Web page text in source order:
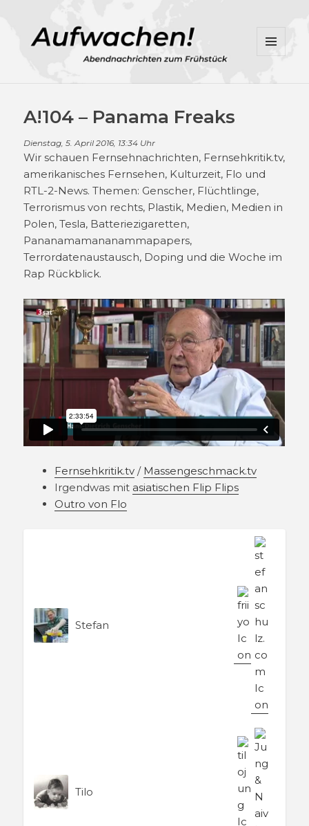
WIDGETS
A!104 – Panama Freaks
Dienstag, 5. April 2016, 13:34 Uhr
Wir schauen Fernsehnachrichten, Fernsehkritik.tv,
amerikanisches Fernsehen, Kulturzeit, Flo und
RTL-2-News. Themen: Genscher, Flüchtlinge,
Terrorismus von rechts, Plastik, Medien, Medien in
Polen, Tesla, Batteriezigaretten,
Pananamamananammapapers,
Terrordatenaustausch, Doping und die Woche im
Rap Rückblick.
Fernsehkritik.tv / Massengeschmack.tv
Irgendwas mit asiatischen Flip Flips
Outro von Flo
Stefan
Tilo